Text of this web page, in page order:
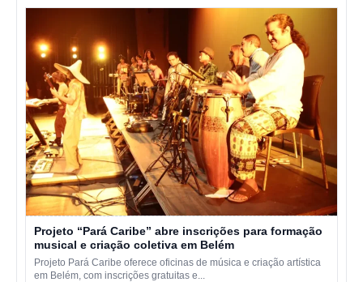
Projeto “Pará Caribe” abre inscrições para formação
musical e criação coletiva em Belém
Projeto Pará Caribe oferece oficinas de música e criação artística
em Belém, com inscrições gratuitas e...